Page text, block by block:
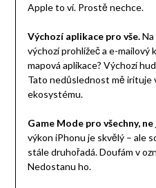
Apple to ví. Prostě nechce.
Výchozí aplikace pro vše.Na
výchozí prohlížeč a e-mailový
mapová aplikace? Výchozí
Tato nedůslednost mě irituje
ekosystému.
Game Mode pro všechny,
výkon iPhonu je skvělý – ale
stále druhořadá. Doufám v
Nedostanu ho.